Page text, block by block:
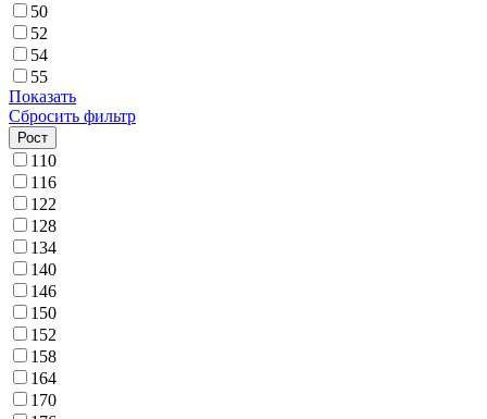
50
52
54
55
Показать
Сбросить фильтр
Рост
110
116
122
128
134
140
146
150
152
158
164
170